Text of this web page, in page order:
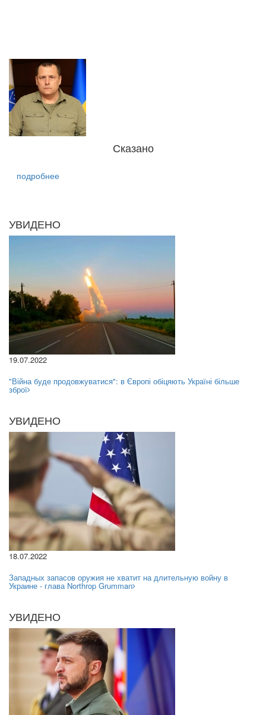
Сказано
подробнее
УВИДЕНО
19.07.2022
"Війна буде продовжуватися": в Європі обіцяють Україні більше
зброї
УВИДЕНО
18.07.2022
Западных запасов оружия не хватит на длительную войну в
Украине - глава Northrop Grumman
УВИДЕНО